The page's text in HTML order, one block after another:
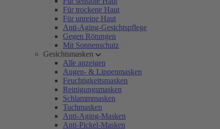
Für trockene Haut
Für unreine Haut
Anti-Aging-Gesichtspflege
Gegen Rötungen
Mit Sonnenschutz
Gesichtsmasken
Alle anzeigen
Augen- & Lippenmasken
Feuchtigkeitsmasken
Reinigungsmasken
Schlammmasken
Tuchmasken
Anti-Aging-Masken
Anti-Pickel-Masken